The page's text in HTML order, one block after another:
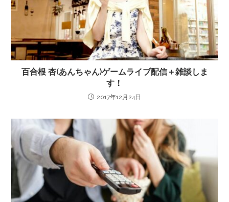
百合根 杏(あんちゃん)ゲームライブ配信＋雑談しま
す！
2017年12月24日